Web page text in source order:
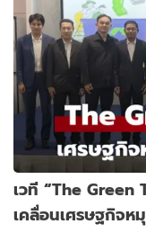
เวที “The Green
เคลื่อนเศรษฐกิจห